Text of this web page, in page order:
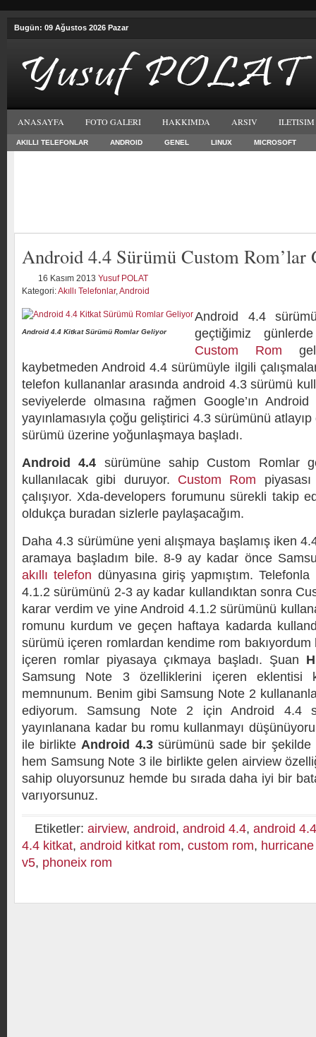
Bugün: 09 Ağustos 2026 Pazar
ANASAYFA FOTO GALERI HAKKIMDA ARSIV ILETISIM
AKILLI TELEFONLAR ANDROID GENEL LINUX MICROSOFT
Android 4.4 Sürümü Custom Rom’lar
16 Kasım 2013 Yusuf POLAT
Kategori:Akıllı Telefonlar,Android
Android 4.4 Kitkat Sürümü Romlar Geliyor
Android 4.4
geçtiğimiz
Custom Rom
kaybetmeden Android 4.4 sürümüyle ilgili
telefon kullananlar arasında android 4.3 sürümü
seviyelerde olmasına rağmen Google’ın
yayınlamasıyla çoğu geliştirici 4.3 sürümünü
sürümü üzerine yoğunlaşmaya başladı.
Android 4.4 sürümüne sahip Custom Romlar
kullanılacak gibi duruyor. Custom Rom
çalışıyor. Xda-developers forumunu sürekli takip
oldukça buradan sizlerle paylaşacağım.
Daha 4.3 sürümüne yeni alışmaya başlamış iken
aramaya başladım bile. 8-9 ay kadar önce
akıllı telefon dünyasına giriş yapmıştım.
4.1.2 sürümünü 2-3 ay kadar kullandıktan sonra
karar verdim ve yine Android 4.1.2 sürümünü
romunu kurdum ve geçen haftaya kadarda
sürümü içeren romlardan kendime rom
içeren romlar piyasaya çıkmaya başladı. Şuan
Samsung Note 3 özelliklerini içeren eklentisi
memnunum. Benim gibi Samsung Note 2
ediyorum. Samsung Note 2 için Android 4.4
yayınlanana kadar bu romu kullanmayı
ile birlikteAndroid 4.3sürümünü sade bir şekilde
hem Samsung Note 3 ile birlikte gelen airview
sahip oluyorsunuz hemde bu sırada daha iyi bir
varıyorsunuz.
Etiketler: airview, android, android 4.4, android
4.4 kitkat, android kitkat rom, custom rom,
v5, phoneix rom